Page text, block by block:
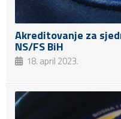
Akreditovanje za
NS/FS BiH
18. april 2023.